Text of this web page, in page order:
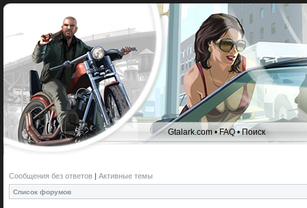
Gtalark.com •FAQ•Поиск
Сообщения без ответов | Активные темы
Список форумов